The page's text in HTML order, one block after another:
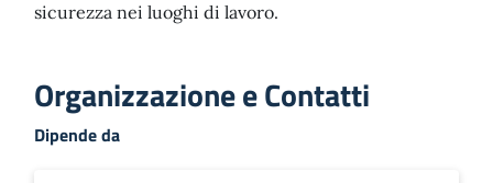
sicurezza nei luoghi di lavoro.
Organizzazione e Contatti
Dipende da